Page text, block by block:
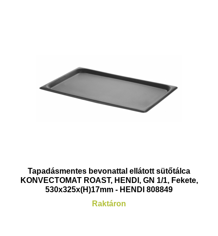
Tapadásmentes bevonattal ellátott sütőtálca
KONVECTOMAT ROAST, HENDI, GN 1/1, Fekete,
530x325x(H)17mm - HENDI 808849
Raktáron